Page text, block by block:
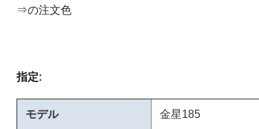
⇒の注文色
指定:
モデル 金星185